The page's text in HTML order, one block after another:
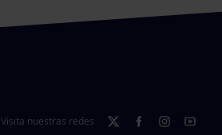
Visita nuestras redes